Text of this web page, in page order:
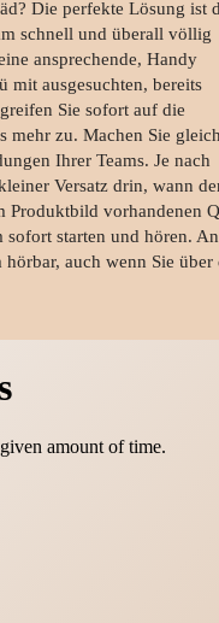
Die perfekte Lösung ist
schnell und überall völlig
ansprechende, Handy
mit ausgesuchten, bereits
Sie sofort auf die
mehr zu. Machen Sie
Ihrer Teams. Je nach
Versatz drin, wann
Produktbild vorhandenen
sofort starten und hören.
auch wenn Sie über